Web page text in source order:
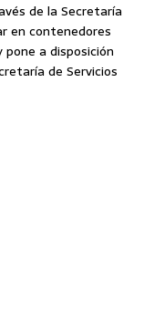
de la Secretaría
en contenedores
a disposición
de Servicios